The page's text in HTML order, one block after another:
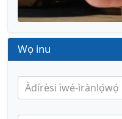
Wọ inu
Àdírèsi ìwé-ìrànlọ́wọ́